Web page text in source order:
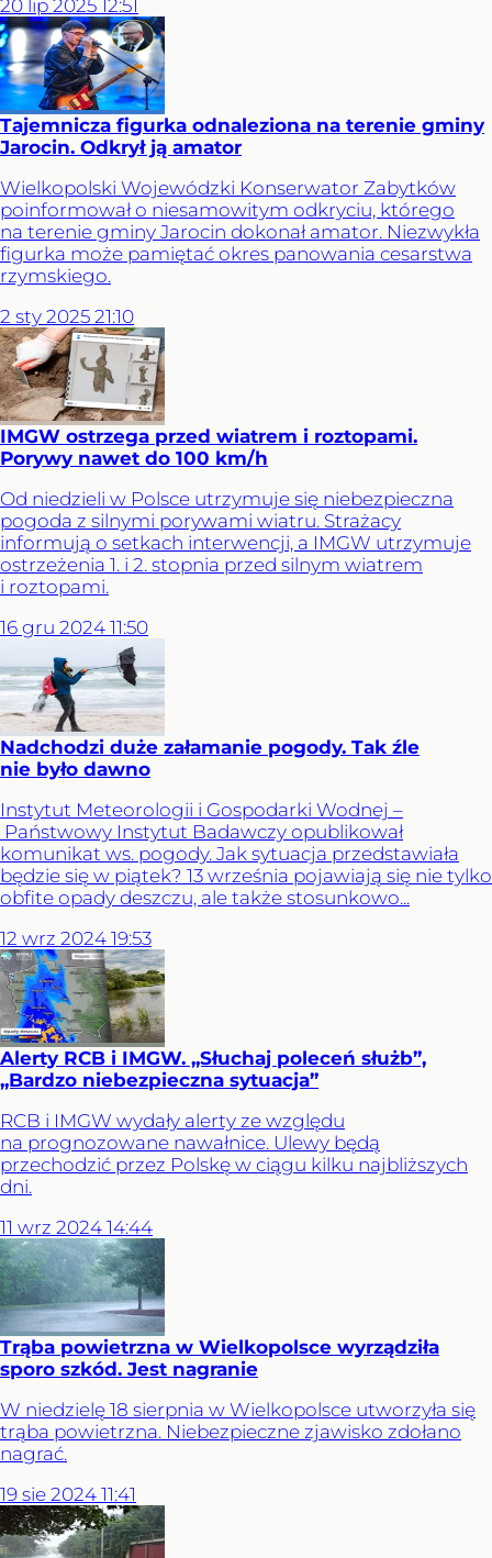
20 lip 2025 12:51
Tajemnicza figurka odnaleziona na terenie gminy
Jarocin. Odkrył ją amator
Wielkopolski Wojewódzki Konserwator Zabytków
poinformował o niesamowitym odkryciu, którego
na terenie gminy Jarocin dokonał amator. Niezwykła
figurka może pamiętać okres panowania cesarstwa
rzymskiego.
2 sty 2025 21:10
IMGW ostrzega przed wiatrem i roztopami.
Porywy nawet do 100 km/h
Od niedzieli w Polsce utrzymuje się niebezpieczna
pogoda z silnymi porywami wiatru. Strażacy
informują o setkach interwencji, a IMGW utrzymuje
ostrzeżenia 1. i 2. stopnia przed silnym wiatrem
i roztopami.
16 gru 2024 11:50
Nadchodzi duże załamanie pogody. Tak źle
nie było dawno
Instytut Meteorologii i Gospodarki Wodnej –
Państwowy Instytut Badawczy opublikował
komunikat ws. pogody. Jak sytuacja przedstawiała
będzie się w piątek? 13 września pojawiają się nie tylko
obfite opady deszczu, ale także stosunkowo...
12 wrz 2024 19:53
Alerty RCB i IMGW. „Słuchaj poleceń służb”,
„Bardzo niebezpieczna sytuacja”
RCB i IMGW wydały alerty ze względu
na prognozowane nawałnice. Ulewy będą
przechodzić przez Polskę w ciągu kilku najbliższych
dni.
11 wrz 2024 14:44
Trąba powietrzna w Wielkopolsce wyrządziła
sporo szkód. Jest nagranie
W niedzielę 18 sierpnia w Wielkopolsce utworzyła się
trąba powietrzna. Niebezpieczne zjawisko zdołano
nagrać.
19 sie 2024 11:41